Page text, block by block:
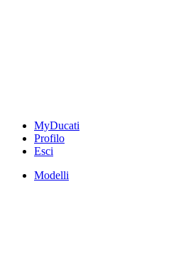
MyDucati
Profilo
Esci
Modelli